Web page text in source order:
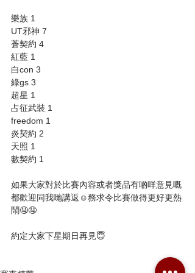
樂族 1
UT邪神 7
蒼契約 4
紅藍 1
白con 3
綠gs 3
超星 1
占征武裝 1
freedom 1
炎契約 2
天照 1
數契約 1
如果大家對於比賽內容或者獎品有啲咩意見嘅
都歡迎同我哋講返☺️務求令比賽做得更好更熱
鬧🤤🤤
約定大家下星期日再見😇